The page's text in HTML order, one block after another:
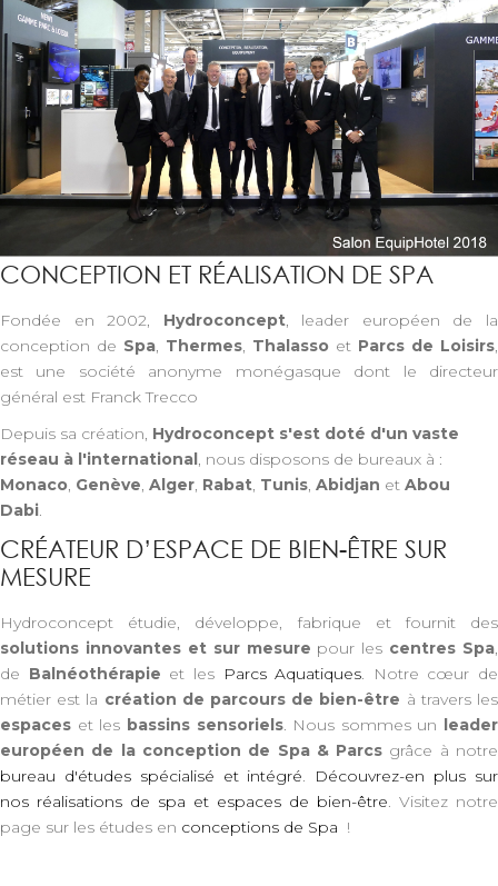
CONCEPTION ET RÉALISATION DE SPA
Fondée en 2002, Hydroconcept, leader européen de la
conception de Spa, Thermes, Thalasso et Parcs de Loisirs,
est une société anonyme monégasque dont le directeur
général est Franck Trecco
Depuis sa création, Hydroconcept s'est doté d'un vaste
réseau à l'international, nous disposons de bureaux à :
Monaco, Genève, Alger, Rabat, Tunis, Abidjan et Abou
Dabi.
CRÉATEUR D’ESPACE DE BIEN-ÊTRE SUR
MESURE
Hydroconcept étudie, développe, fabrique et fournit des
solutions innovantes et sur mesure pour les centres Spa,
de Balnéothérapie et les Parcs Aquatiques. Notre cœur de
métier est la création de parcours de bien-être à travers les
espaces et les bassins sensoriels. Nous sommes un leader
européen de la conception de Spa & Parcs grâce à notre
bureau d'études spécialisé et intégré. Découvrez-en plus sur
nos réalisations de spa et espaces de bien-être. Visitez notre
page sur les études en conceptions de Spa !